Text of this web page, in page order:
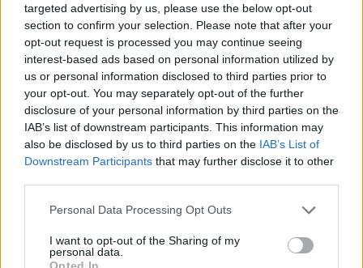
targeted advertising by us, please use the below opt-out
section to confirm your selection. Please note that after your
opt-out request is processed you may continue seeing
interest-based ads based on personal information utilized by
us or personal information disclosed to third parties prior to
your opt-out. You may separately opt-out of the further
disclosure of your personal information by third parties on the
IAB’s list of downstream participants. This information may
also be disclosed by us to third parties on the IAB’s List of
Downstream Participants that may further disclose it to other
Personal Data Processing Opt Outs
I want to opt-out of the Sharing of my
personal data.
Opted In
Stati massimamente
responsabili di quell'esplosione
di follia distruttiva, che prese le
mosse proprio col fare a pezzi
Polonia e polacchi.
06/09/2009
Simona e Fabrizio: pugni e insulti
Quanto piacevano agli antichi le